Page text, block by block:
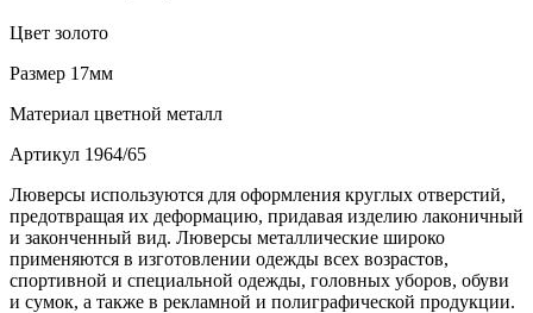
Цвет золото
Размер 17мм
Материал цветной металл
Артикул 1964/65
Люверсы используются для оформления круглых отверстий,
предотвращая их деформацию, придавая изделию лаконичный
и законченный вид. Люверсы металлические широко
применяются в изготовлении одежды всех возрастов,
спортивной и специальной одежды, головных уборов, обуви
и сумок, а также в рекламной и полиграфической продукции.